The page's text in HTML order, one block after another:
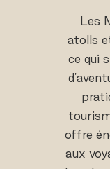
Les
atolls
ce qui
offre
aux